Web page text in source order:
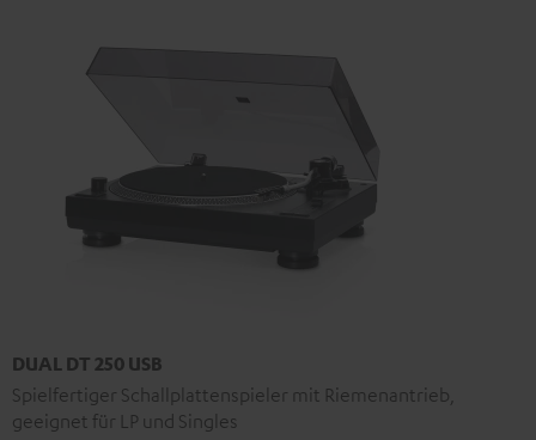
DUAL DT 250 USB
Spielfertiger Schallplattenspieler mit Riemenantrieb,
geeignet für LP und Singles